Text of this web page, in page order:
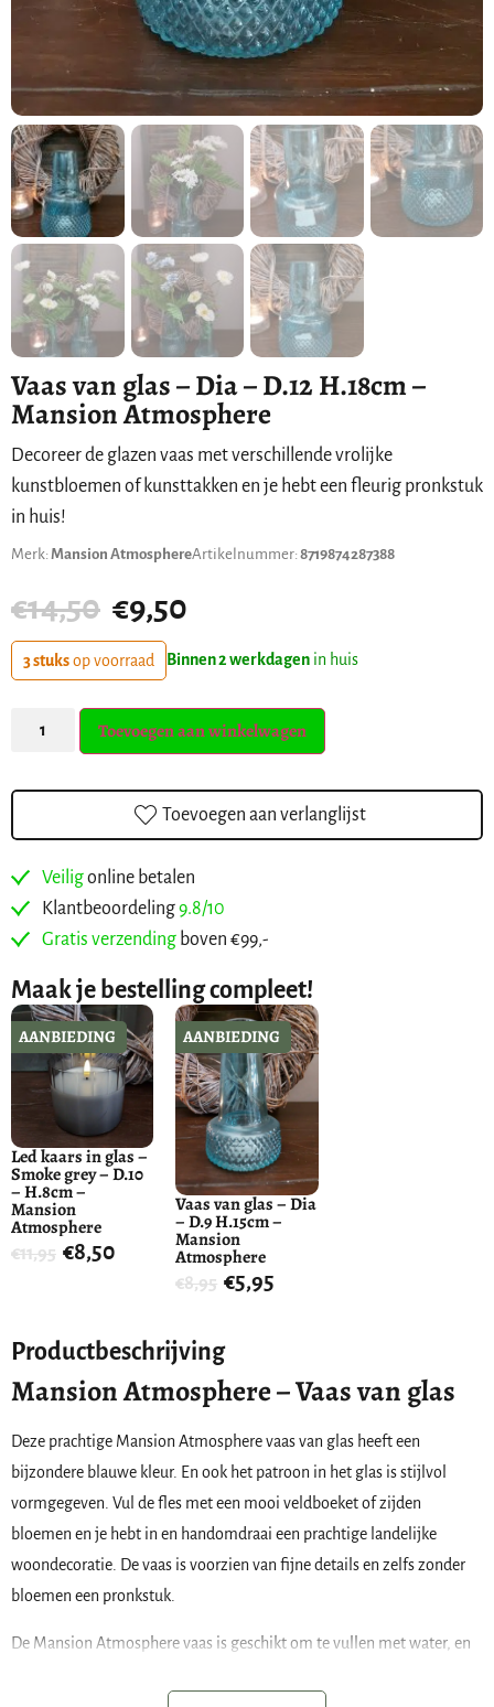
Vaas van glas – Dia – D.12 H.18cm –
Mansion Atmosphere
Decoreer de glazen vaas met verschillende vrolijke
kunstbloemen of kunsttakken en je hebt een fleurig pronkstuk
in huis!
Merk: Mansion AtmosphereArtikelnummer: 8719874287388
€14,50 €9,50
3 stuksop voorraad Binnen 2 werkdagen in huis
Toevoegen aan winkelwagen
Toevoegen aan verlanglijst
Veiligonline betalen
Klantbeoordeling9.8/10
Gratis verzendingboven €99,-
Productbeschrijving
Mansion Atmosphere – Vaas van glas
Deze prachtige Mansion Atmosphere vaas van glas heeft een
bijzondere blauwe kleur. En ook het patroon in het glas is stijlvol
vormgegeven. Vul de fles met een mooi veldboeket of zijden
bloemen en je hebt in en handomdraai een prachtige landelijke
woondecoratie. De vaas is voorzien van fijne details en zelfs zonder
bloemen een pronkstuk.
De Mansion Atmosphere vaas is geschikt om te vullen met water, en
Maak je bestelling compleet!
AANBIEDING
Led kaars in glas –
Smoke grey – D.10
– H.8cm –
Mansion
Atmosphere
€11,95 €8,50
AANBIEDING
Vaas van glas – Dia
– D.9 H.15cm –
Mansion
Atmosphere
€8,95 €5,95